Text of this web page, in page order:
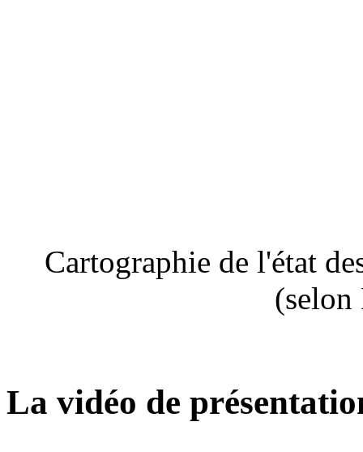
Cartographie de l'état
(selon
La vidéo de